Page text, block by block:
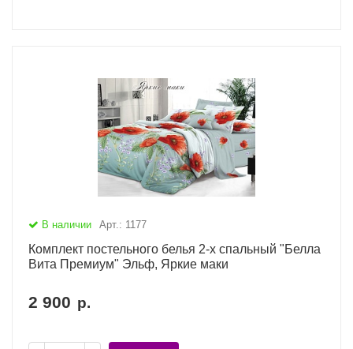
В наличии Арт.: 1177
Комплект постельного белья 2-х спальный "Белла
Вита Премиум" Эльф, Яркие маки
2 900 р.